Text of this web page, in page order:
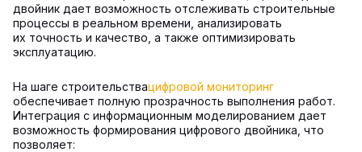
двойник дает возможность отслеживать строительные
процессы в реальном времени, анализировать
их точность и качество, а также оптимизировать
эксплуатацию.
На шаге строительствацифровой мониторинг
обеспечивает полную прозрачность выполнения работ.
Интеграция с информационным моделированием дает
возможность формирования цифрового двойника, что
позволяет: